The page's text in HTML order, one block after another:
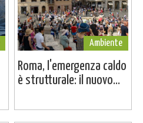
Ambiente
Roma, l'emergenza caldo
è strutturale: il nuovo...